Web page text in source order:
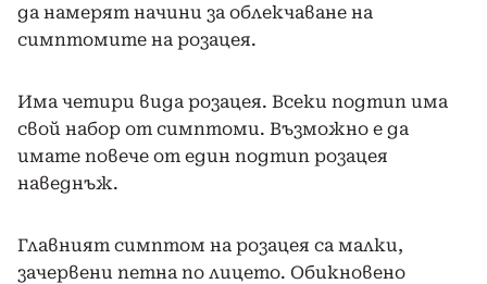
да намерят начини за облекчаване на
симптомите на розацея.
Има четири вида розацея. Всеки подтип има
свой набор от симптоми. Възможно е да
имате повече от един подтип розацея
наведнъж.
Главният симптом на розацея са малки,
зачервени петна по лицето. Обикновено